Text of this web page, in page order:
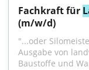
Fachkraft für
(m/w/d)
"...oder
Ausgabe von
Baustoffe und